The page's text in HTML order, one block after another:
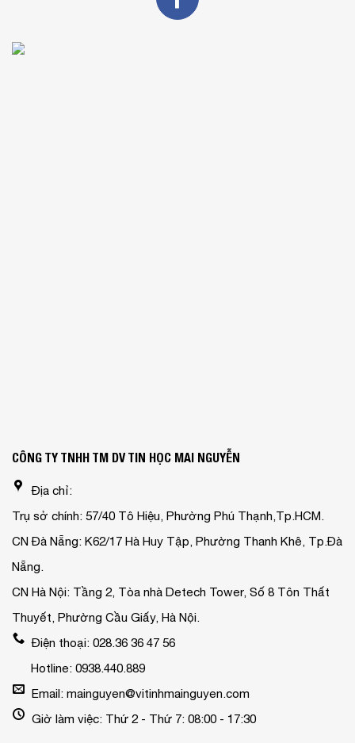
CÔNG TY TNHH TM DV TIN HỌC MAI NGUYỄN
Địa chỉ:
Trụ sở chính: 57/40 Tô Hiệu, Phường Phú Thạnh,Tp.HCM.
CN Đà Nẵng: K62/17 Hà Huy Tập, Phường Thanh Khê, Tp.Đà
Nẵng.
CN Hà Nội: Tầng 2, Tòa nhà Detech Tower, Số 8 Tôn Thất
Thuyết, Phường Cầu Giấy, Hà Nội.
Điện thoại: 028.36 36 47 56
Hotline: 0938.440.889
Email: mainguyen@vitinhmainguyen.com
Giờ làm việc: Thứ 2 - Thứ 7: 08:00 - 17:30